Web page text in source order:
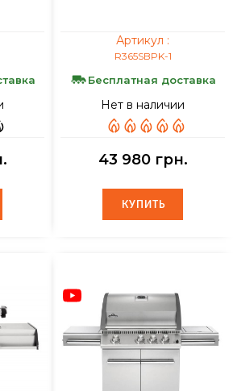
Артикул :
R365SBPK-1
Бесплатная доставка
Нет в наличии
43 980 грн.
КУПИТЬ
КУПИТЬ